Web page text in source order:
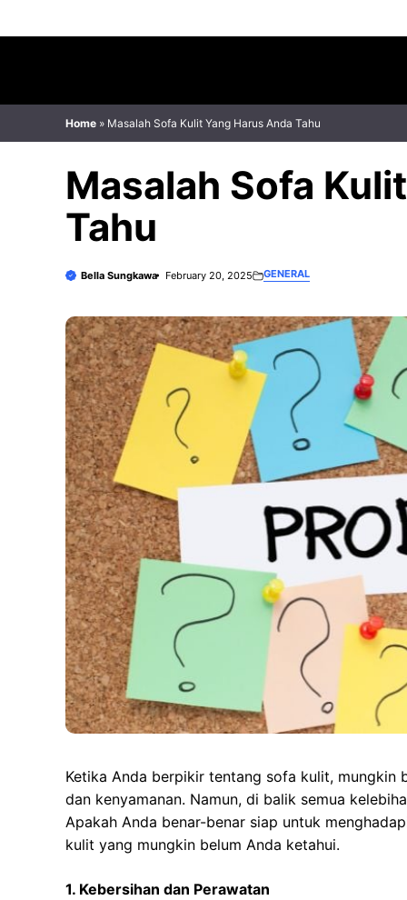
to
Home » Masalah Sofa Kulit Yang Harus Anda Tahu
Masalah Sofa
Tahu
Bella Sungkawa February 20, 2025 GENERAL
Ketika Anda berpikir tentang sofa kulit, mungkin
dan kenyamanan. Namun, di balik semua
Apakah Anda benar-benar siap untuk
kulit yang mungkin belum Anda ketahui.
1. Kebersihan dan Perawatan